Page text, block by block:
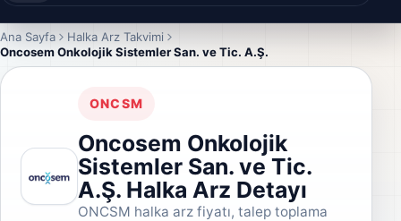
Ana Sayfa
Halka Arz Takvimi
Oncosem Onkolojik Sistemler San. ve Tic. A.Ş.
ONCSM
Oncosem Onkolojik
Sistemler San. ve Tic.
A.Ş. Halka Arz Detayı
ONCSM halka arz fiyatı, talep toplama